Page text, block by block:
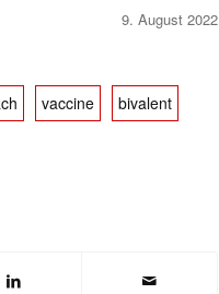
9. August 2022
vaccine bivalent